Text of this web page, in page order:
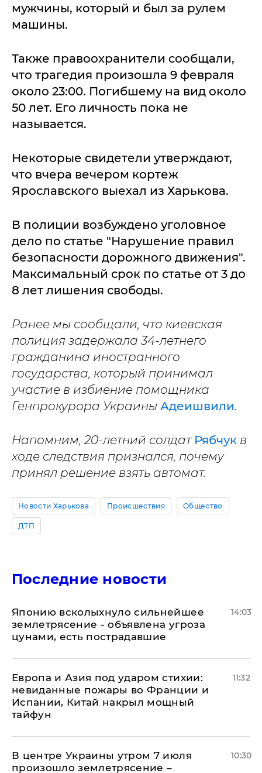
мужчины, который и был за рулем
машины.
Также правоохранители сообщали,
что трагедия произошла 9 февраля
около 23:00. Погибшему на вид около
50 лет. Его личность пока не
называется.
Некоторые свидетели утверждают,
что вчера вечером кортеж
Ярославского выехал из Харькова.
В полиции возбуждено уголовное
дело по статье "Нарушение правил
безопасности дорожного движения".
Максимальный срок по статье от 3 до
8 лет лишения свободы.
Ранее мы сообщали, что киевская
полиция задержала 34-летнего
гражданина иностранного
государства, который принимал
участие в избиение помощника
Генпрокурора Украины Адеишвили.
Напомним, 20-летний солдат Рябчук в
ходе следствия признался, почему
принял решение взять автомат.
Новости Харькова Происшествия Общество
ДТП
Последние новости
Японию всколыхнуло сильнейшее
землетрясение - объявлена угроза
цунами, есть пострадавшие
14:03
Европа и Азия под ударом стихии:
невиданные пожары во Франции и
Испании, Китай накрыл мощный
тайфун
11:32
В центре Украины утром 7 июля
произошло землетрясение –
10:30